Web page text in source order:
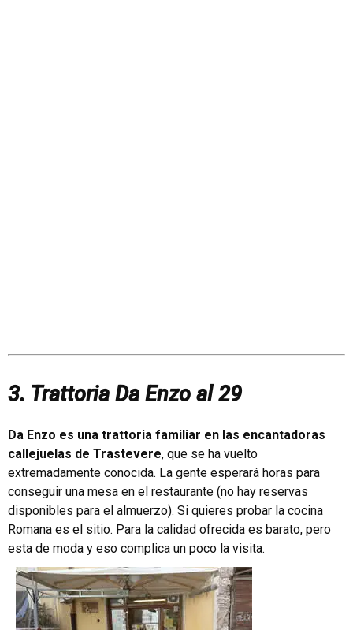
3. Trattoria Da Enzo al 29
Da Enzo es una trattoria familiar en las encantadoras
callejuelas de Trastevere, que se ha vuelto
extremadamente conocida. La gente esperará horas para
conseguir una mesa en el restaurante (no hay reservas
disponibles para el almuerzo). Si quieres probar la cocina
Romana es el sitio. Para la calidad ofrecida es barato, pero
esta de moda y eso complica un poco la visita.